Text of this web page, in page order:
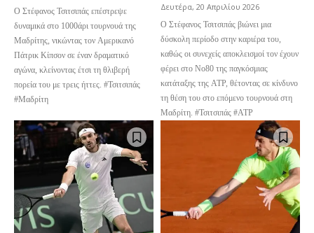
Ο Στέφανος Τσιτσιπάς επέστρεψε
δυναμικά στο 1000άρι τουρνουά της
Μαδρίτης, νικώντας τον Αμερικανό
Πάτρικ Κίπσον σε έναν δραματικό
αγώνα, κλείνοντας έτσι τη θλιβερή
πορεία του με τρεις ήττες. #Τσιτσιπάς
#Μαδρίτη
Δευτέρα, 20 Απριλίου 2026
Ο Στέφανος Τσιτσιπάς βιώνει μια
δύσκολη περίοδο στην καριέρα του,
καθώς οι συνεχείς αποκλεισμοί τον έχουν
φέρει στο Νο80 της παγκόσμιας
κατάταξης της ATP, θέτοντας σε κίνδυνο
τη θέση του στο επόμενο τουρνουά στη
Μαδρίτη. #Τσιτσιπάς #ATP